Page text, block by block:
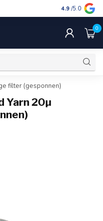
gratis
4.9 /5.0
0
filter (gesponnen)
Yarn 20µ